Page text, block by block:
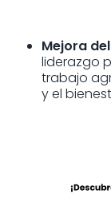
Mejora
liderazgo
trabajo
y el